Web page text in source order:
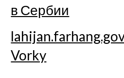
в Сербии
Vorky